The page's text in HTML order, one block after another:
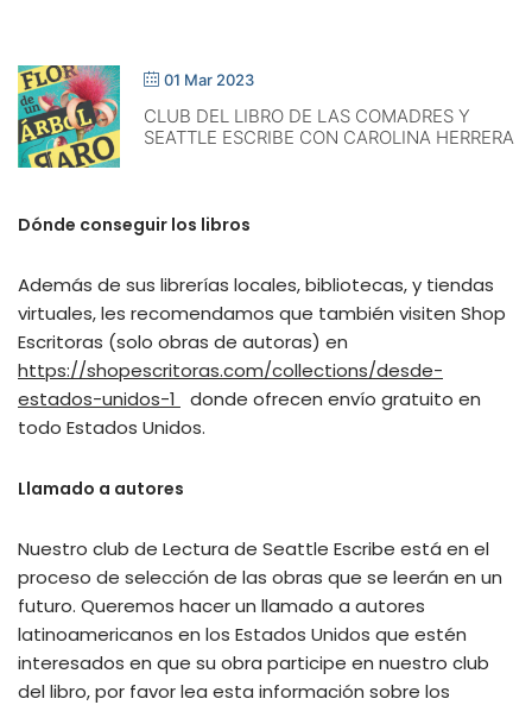
01 Mar 2023
CLUB DEL LIBRO DE LAS COMADRES Y
SEATTLE ESCRIBE CON CAROLINA HERRERA
Dónde conseguir los libros
Además de sus librerías locales, bibliotecas, y tiendas
virtuales, les recomendamos que también visiten Shop
Escritoras (solo obras de autoras) en
https://shopescritoras.com/collections/desde-
estados-unidos-1
donde ofrecen envío gratuito en
todo Estados Unidos.
Llamado a autores
Nuestro club de Lectura de Seattle Escribe está en el
proceso de selección de las obras que se leerán en un
futuro. Queremos hacer un llamado a autores
latinoamericanos en los Estados Unidos que estén
interesados en que su obra participe en nuestro club
del libro, por favor lea esta información sobre los